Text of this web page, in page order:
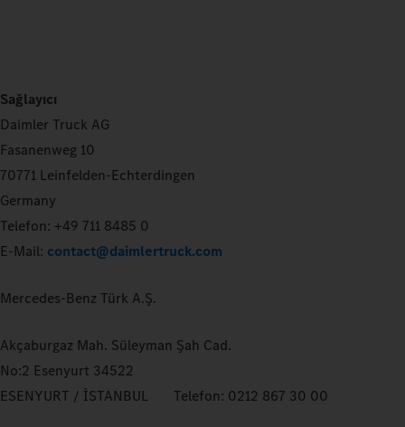
Sağlayıcı
Daimler Truck AG
Fasanenweg 10
70771 Leinfelden-Echterdingen
Germany
Telefon: +49 711 8485 0
E-Mail: contact@daimlertruck.com
Mercedes-Benz Türk A.Ş.
Akçaburgaz Mah. Süleyman Şah Cad.
No:2 Esenyurt 34522
ESENYURT / İSTANBUL Telefon: 0212 867 30 00